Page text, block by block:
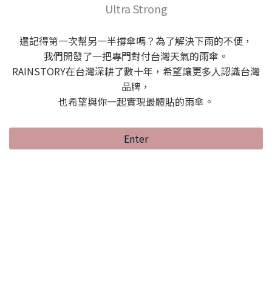
Ultra Strong
還記得第一次幫另一半撐傘嗎？為了解決下雨的不便，
我們開發了一把專門對付台灣天氣的雨傘。
RAINSTORY在台灣深耕了數十年，希望讓更多人認識台灣
品牌，
也希望與你一起實現最體貼的雨傘。
Enter